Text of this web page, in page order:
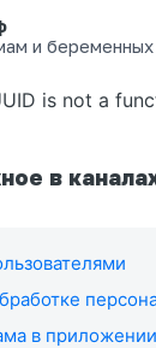
и беременных
странице
is not a
в
в приложении